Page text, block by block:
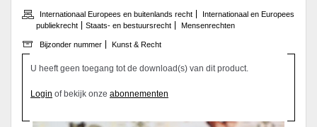
Internationaal Europees en buitenlands recht
Internationaal en Europees
publiekrecht
Staats- en bestuursrecht Mensenrechten
Bijzonder nummer Kunst & Recht
U heeft geen toegang tot de download(s) van dit product.
Login of bekijk onze abonnementen